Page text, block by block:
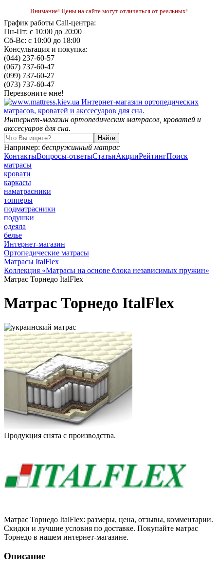
Внимание! Цены на сайте могут отличаться от реальных!
График работы Call-центра:
Пн-Пт: с 10:00 до 20:00
Сб-Вс: с 10:00 до 18:00
Консультация и покупка:
(044) 237-60-57
(067) 737-60-47
(099) 737-60-27
(073) 737-60-47
Перезвоните мне!
Интернет-магазин ортопедических матрасов, кроватей и
акссесуаров для сна.
Например: беспружинный матрас
КонтактыВопросы-ответыСтатьиАкцииРейтингПоиск
матрасы
кровати
каркасы
наматрасники
топперы
подматрасники
подушки
одеяла
белье
Интернет-магазин
Ортопедические матрасы
Матрасы ItalFlex
Коллекция «Матрасы на основе блока независимых пружин»
Матрас Торнедо ItalFlex
Матрас Торнедо ItalFlex
Продукция снята с производства.
Матрас Торнедо ItalFlex: размеры, цена, отзывы, комментарии.
Скидки и лучшие условия по доставке. Покупайте матрас
Торнедо в нашем интернет-магазине.
Описание